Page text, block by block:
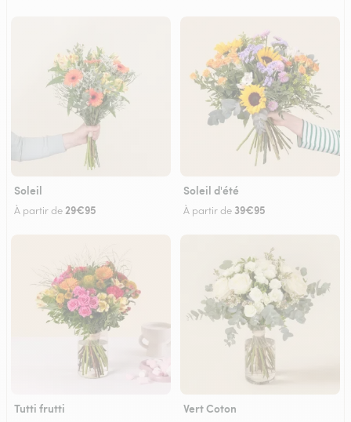
Soleil
À partir de 29€95
Soleil d'été
À partir de 39€95
Tutti frutti Vert Coton